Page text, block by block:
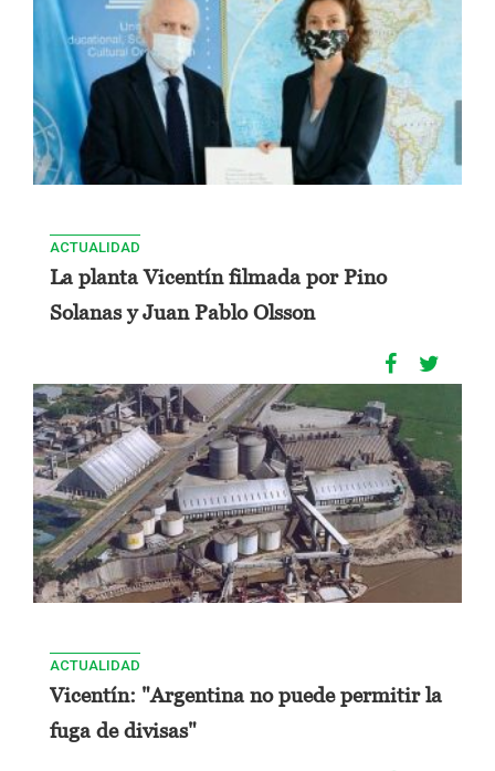
ACTUALIDAD
La planta Vicentín filmada por Pino
Solanas y Juan Pablo Olsson
ACTUALIDAD
Vicentín: "Argentina no puede permitir la
fuga de divisas"